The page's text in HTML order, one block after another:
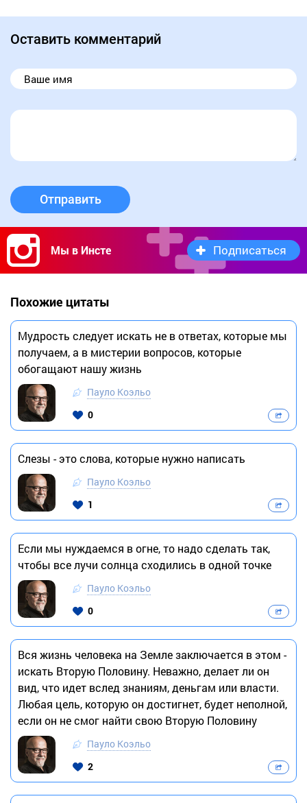
Оставить комментарий
Отправить
Мы в Инсте Подписаться
Похожие цитаты
Мудрость следует искать не в ответах, которые мы
получаем, а в мистерии вопросов, которые
обогащают нашу жизнь
Пауло Коэльо
0
Слезы - это слова, которые нужно написать
Пауло Коэльо
1
Если мы нуждаемся в огне, то надо сделать так,
чтобы все лучи солнца сходились в одной точке
Пауло Коэльо
0
Вся жизнь человека на Земле заключается в этом -
искать Вторую Половину. Неважно, делает ли он
вид, что идет вслед знаниям, деньгам или власти.
Любая цель, которую он достигнет, будет неполной,
если он не смог найти свою Вторую Половину
Пауло Коэльо
2